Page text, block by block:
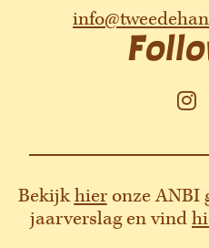
I
t
a
g
r
Bekijkhieronze ANBI
jaarverslag en vind